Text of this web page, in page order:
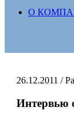
О
26.12.2011 /
Интервью